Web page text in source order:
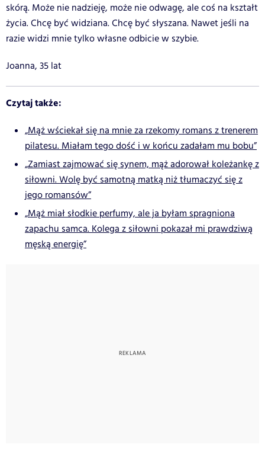
skórą. Może nie nadzieję, może nie odwagę, ale coś na kształt
życia. Chcę być widziana. Chcę być słyszana. Nawet jeśli na
razie widzi mnie tylko własne odbicie w szybie.
Joanna, 35 lat
Czytaj także:
„Mąż wściekał się na mnie za rzekomy romans z trenerem
pilatesu. Miałam tego dość i w końcu zadałam mu bobu”
„Zamiast zajmować się synem, mąż adorował koleżankę z
siłowni. Wolę być samotną matką niż tłumaczyć się z
jego romansów”
„Mąż miał słodkie perfumy, ale ja byłam spragniona
zapachu samca. Kolega z siłowni pokazał mi prawdziwą
męską energię”